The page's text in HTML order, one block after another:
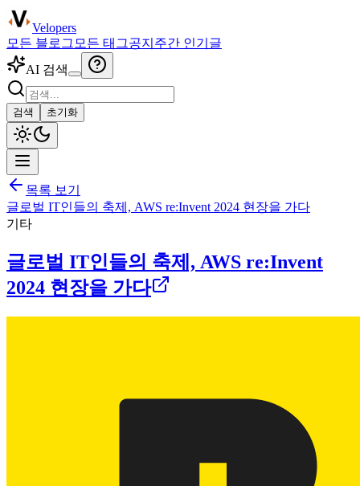
Velopers
모든 블로그 모든 태그공지 주간 인기글
AI 검색
검색 초기화
목록 보기
글로벌 IT인들의 축제, AWS re:Invent 2024 현장을 가다
기타
글로벌 IT인들의 축제, AWS re:Invent
2024 현장을 가다